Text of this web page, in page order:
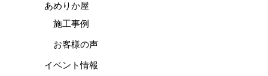
あめりか屋
施工事例
お客様の声
イベント情報